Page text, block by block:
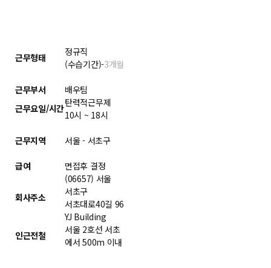
근무형태
정규직
(수습기간)-3개월
근무부서
배우팀
근무요일/시간탄력적근무제
10시 ~ 18시
근무지역 서울 - 서초구
급여 면접후 결정
회사주소
(06657) 서울
서초구
서초대로40길 96
YJ Building
인근전철
서울 2호선 서초
에서 500m 이내